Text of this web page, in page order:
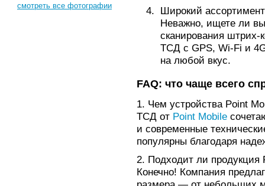
смотреть все фотографии
Широкий
Неважно, ищете ли
сканирования штрих-
ТСД с GPS, Wi-Fi и
на любой вкус.
FAQ: что чаще всего
1. Чем устройства Point
ТСД от Point Mobile
и современные
популярны благодаря
2. Подходит ли продукция
Конечно! Компания